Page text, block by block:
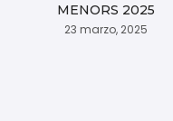
MENORS 2025
23 marzo, 2025